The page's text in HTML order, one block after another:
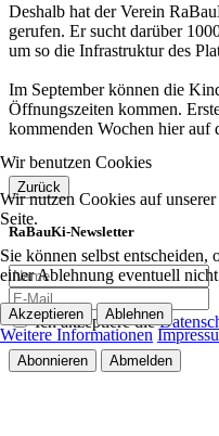
Deshalb hat der Verein
gerufen. Er sucht darüber
um so die Infrastruktur des
Im September können die
Öffnungszeiten kommen.
kommenden Wochen hier auf
Zurück
RaBauKi-Newsletter
Ich akzeptiere die
Abonnieren Abmelden
Wir benutzen Cookies
Wir nutzen Cookies auf
Seite.
Sie können selbst entscheiden,
einer Ablehnung eventuell
Akzeptieren Ablehnen
Weitere Informationen